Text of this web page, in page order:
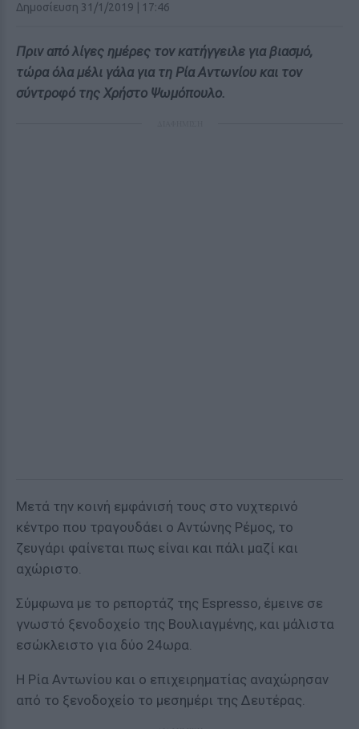
Δημοσίευση 31/1/2019 | 17:46
Πριν από λίγες ημέρες τον κατήγγειλε για βιασμό,
τώρα όλα μέλι γάλα για τη Ρία Αντωνίου και τον
σύντροφό της Χρήστο Ψωμόπουλο.
Μετά την κοινή εμφάνισή τους στο νυχτερινό
κέντρο που τραγουδάει ο Αντώνης Ρέμος, το
ζευγάρι φαίνεται πως είναι και πάλι μαζί και
αχώριστο.
Σύμφωνα με το ρεπορτάζ της Espresso, έμεινε σε
γνωστό ξενοδοχείο της Βουλιαγμένης, και μάλιστα
εσώκλειστο για δύο 24ωρα.
Η Ρία Αντωνίου και ο επιχειρηματίας αναχώρησαν
από το ξενοδοχείο το μεσημέρι της Δευτέρας.